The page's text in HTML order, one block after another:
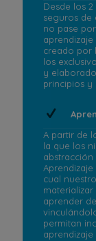
Desde los
seguros de
no pase
creado por
los
y
principios y
A partir de
la que los
abstracción
cual
aprender
permitan
aprendizaje